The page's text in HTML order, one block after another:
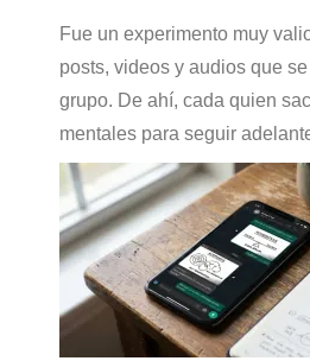
Fue un experimento muy
posts, videos y audios que
grupo. De ahí, cada quien
mentales para seguir